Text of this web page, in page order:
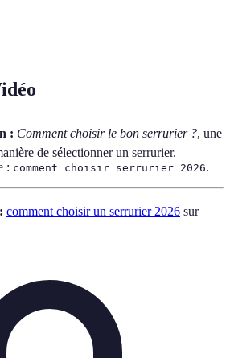
: Comment choisir le bon serrurier ?, une
de sélectionner un serrurier.
: comment choisir serrurier 2026.
comment choisir un serrurier 2026 sur